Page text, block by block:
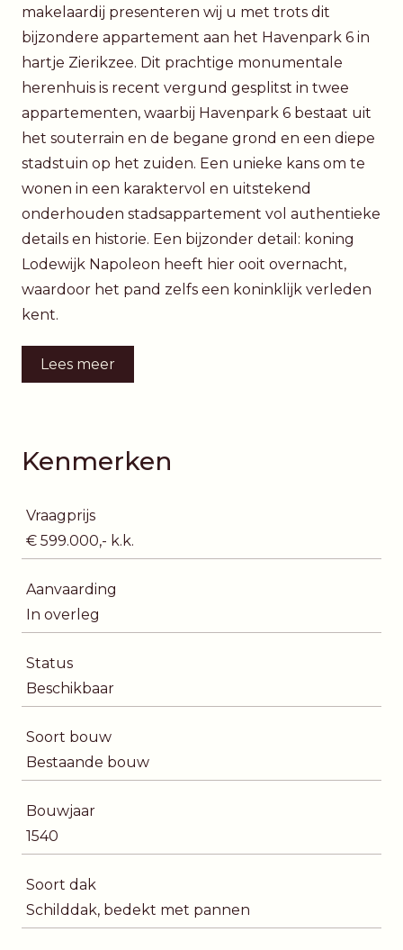
makelaardij presenteren wij u met trots dit
bijzondere appartement aan het Havenpark 6 in
hartje Zierikzee. Dit prachtige monumentale
herenhuis is recent vergund gesplitst in twee
appartementen, waarbij Havenpark 6 bestaat uit
het souterrain en de begane grond en een diepe
stadstuin op het zuiden. Een unieke kans om te
wonen in een karaktervol en uitstekend
onderhouden stadsappartement vol authentieke
details en historie. Een bijzonder detail: koning
Lodewijk Napoleon heeft hier ooit overnacht,
waardoor het pand zelfs een koninklijk verleden
kent.
Lees meer
Kenmerken
Vraagprijs
€ 599.000,- k.k.
Aanvaarding
In overleg
Status
Beschikbaar
Soort bouw
Bestaande bouw
Bouwjaar
1540
Soort dak
Schilddak, bedekt met pannen